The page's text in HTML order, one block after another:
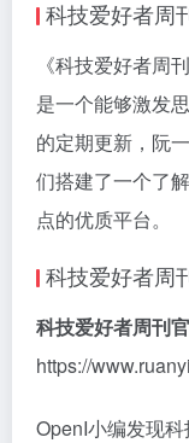
科技爱好者周
《科技爱好者周
是一个能够激发
的定期更新，阮
们搭建了一个了
点的优质平台。
科技爱好者周
科技爱好者周刊
https://
OpenI小编发现